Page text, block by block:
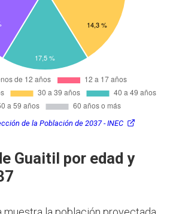
de la Población de 2037 - INEC
Guaitil por edad y